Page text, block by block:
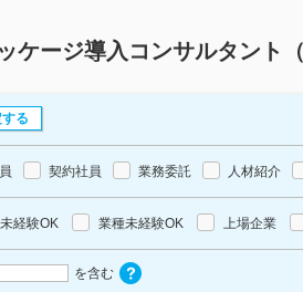
ケージ導入コンサルタント
る
契約社員 業務委託 人材紹介
経験OK 業種未経験OK 上場企業
を含む